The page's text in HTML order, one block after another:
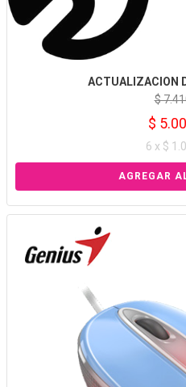
ACTUALIZACION
$
$
6 x $